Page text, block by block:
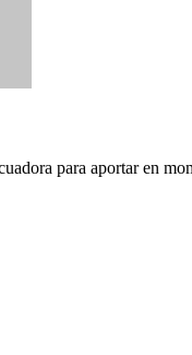
para aportar en